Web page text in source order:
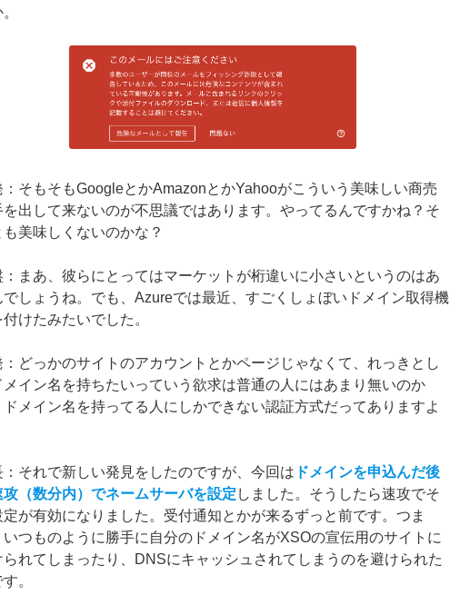
：そもそもGoogleとかAmazonとかYahooがこういう美味しい商売
を出して来ないのが不思議ではあります。やってるんですかね？そ
も美味しくないのかな？
：まあ、彼らにとってはマーケットが桁違いに小さいというのはあ
でしょうね。でも、Azureでは最近、すごくしょぼいドメイン取得機
けたみたいでした。
：どっかのサイトのアカウントとかページじゃなくて、れっきとし
メイン名を持ちたいっていう欲求は普通の人にはあまり無いのか
ドメイン名を持ってる人にしかできない認証方式だってありますよ
：それで新しい発見をしたのですが、今回は ドメインを申込んだ後
攻（数分内）でネームサーバを設定 しました。そうしたら速攻でそ
定が有効になりました。受付通知とかが来るずっと前です。つま
いつものように勝手に自分のドメイン名がXSOの宣伝用のサイトに
られてしまったり、DNSにキャッシュされてしまうのを避けられた
。